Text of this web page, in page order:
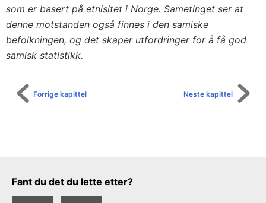
som er basert på etnisitet i Norge. Sametinget ser at
denne motstanden også finnes i den samiske
befolkningen, og det skaper utfordringer for å få god
samisk statistikk.
Neste kapittel
Forrige kapittel
Tilbakemeldingsskjema
Fant du det du lette etter?